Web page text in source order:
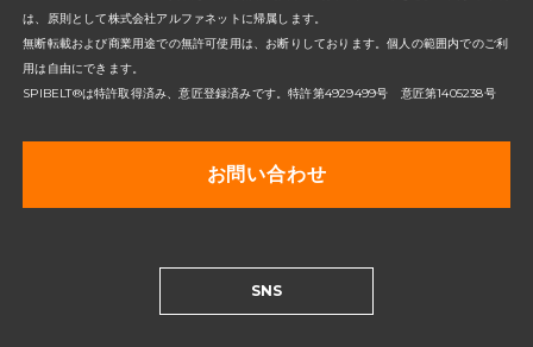
は、原則として株式会社アルファネットに帰属します。
無断転載および商業用途での無許可使用は、お断りしております。個人の範囲内でのご利
用は自由にできます。
SPIBELT®は特許取得済み、意匠登録済みです。特許第4929499号 意匠第1405238号
お問い合わせ
SNS